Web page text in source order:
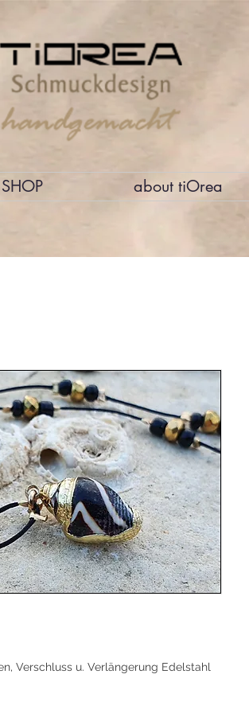
SHOP about tiOrea
Verschluss u. Verlängerung Edelstahl